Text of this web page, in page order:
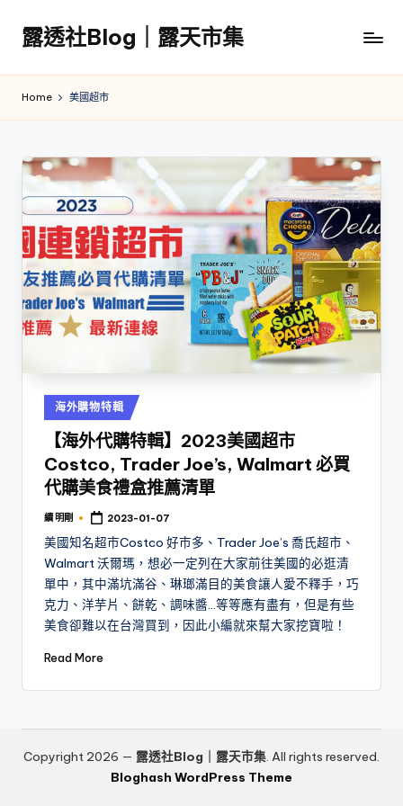
Skip
content
露透社Blog｜露天市集
社
露
市
集
Home 美國超市
Posted
in
海外購物特輯
【海外代購特輯】2023美國超市
Costco, Trader Joe’s, Walmart 必買
代購美食禮盒推薦清單
Posted
續 明剛 2023-01-07
美國知名超市Costco 好市多、Trader Joe’s 喬氏超市、
Walmart 沃爾瑪，想必一定列在大家前往美國的必逛清
單中，其中滿坑滿谷、琳瑯滿目的美食讓人愛不釋手，巧
克力、洋芋片、餅乾、調味醬…等等應有盡有，但是有些
美食卻難以在台灣買到，因此小編就來幫大家挖寶啦！
Read More
Copyright 2026 — 露透社Blog｜露天市集. All rights reserved.
Bloghash WordPress Theme